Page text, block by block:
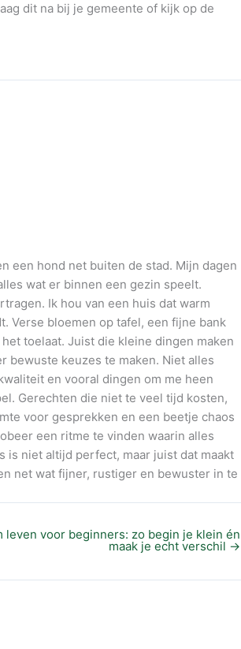
dit na bij je gemeente of kijk op de
een hond net buiten de stad. Mijn dagen
wat er binnen een gezin speelt.
Ik hou van een huis dat warm
Verse bloemen op tafel, een fijne bank
toelaat. Juist die kleine dingen maken
bewuste keuzes te maken. Niet alles
en vooral dingen om me heen
Gerechten die niet te veel tijd kosten,
voor gesprekken en een beetje chaos
een ritme te vinden waarin alles
is niet altijd perfect, maar juist dat maakt
net wat fijner, rustiger en bewuster in te
leven voor beginners: zo begin je klein én
maak je echt verschil →